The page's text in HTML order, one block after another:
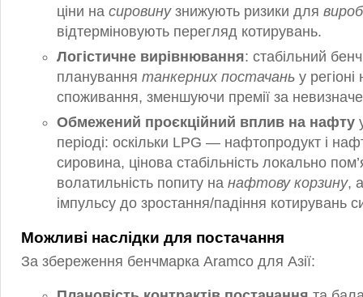
ціни на сировинузнижують ризики для
відтерміновують перегляд котирувань.
Логістичне вирівнювання: стабільний
планування танкерних постачань у
споживання, зменшуючи премії за
Обмежений проєкційний вплив на нафту
періоді: оскільки LPG — нафтопродукт і
сировина, цінова стабільність локально
волатильність попиту на нафтову корзину,
імпульсу до зростання/падіння котирувань
Можливі наслідки для постачання
За збереження бенчмарка Aramco для Азії: